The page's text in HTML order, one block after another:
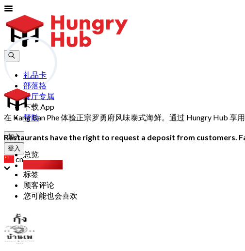
礼品卡
部落格
餐厅专属
下载 App
帮助
加入
登入
cn
在 Kang Ban Phe 体验正宗罗勇府风味泰式海鲜。通过 Hungry Hub 享
Restaurants have the right to request a deposit from customers.
总览
标签
顾客评论
您可能也会喜欢